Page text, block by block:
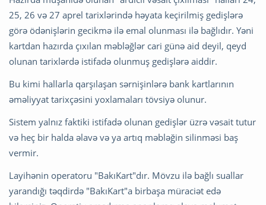
25, 26 və 27 aprel tarixlərində həyata keçirilmiş gedişlərə
görə ödənişlərin gecikmə ilə emal olunması ilə bağlıdır. Yəni
kartdan hazırda çıxılan məbləğlər cari günə aid deyil, qeyd
olunan tarixlərdə istifadə olunmuş gedişlərə aiddir.
Bu kimi hallarla qarşılaşan sərnişinlərə bank kartlarının
əməliyyat tarixçəsini yoxlamaları tövsiyə olunur.
Sistem yalnız faktiki istifadə olunan gedişlər üzrə vəsait tutur
və heç bir halda əlavə və ya artıq məbləğin silinməsi baş
vermir.
Layihənin operatoru "BakıKart"dır. Mövzu ilə bağlı suallar
yarandığı təqdirdə "BakıKart"a birbaşa müraciət edə